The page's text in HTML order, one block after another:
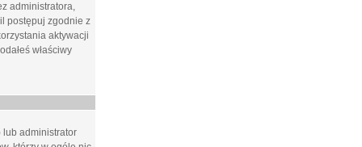
administratora,
postępuj zgodnie z
aktywacji
właściwy
lub administrator